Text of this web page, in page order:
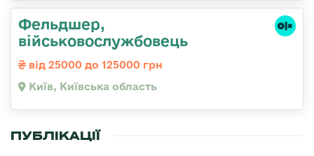
Фельдшер,
військовослужбовець
від 25000 до 125000 грн
Київ, Київська область
ПУБЛІКАЦІЇ